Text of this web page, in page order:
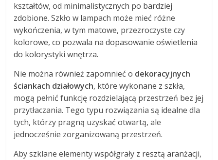
kształtów, od minimalistycznych po bardziej
zdobione. Szkło w lampach może mieć różne
wykończenia, w tym matowe, przezroczyste czy
kolorowe, co pozwala na dopasowanie oświetlenia
do kolorystyki wnętrza.
Nie można również zapomnieć o dekoracyjnych
ściankach działowych, które wykonane z szkła,
mogą pełnić funkcję rozdzielającą przestrzeń bez jej
przytłaczania. Tego typu rozwiązania są idealne dla
tych, którzy pragną uzyskać otwartą, ale
jednocześnie zorganizowaną przestrzeń.
Aby szklane elementy współgrały z resztą aranżacji,